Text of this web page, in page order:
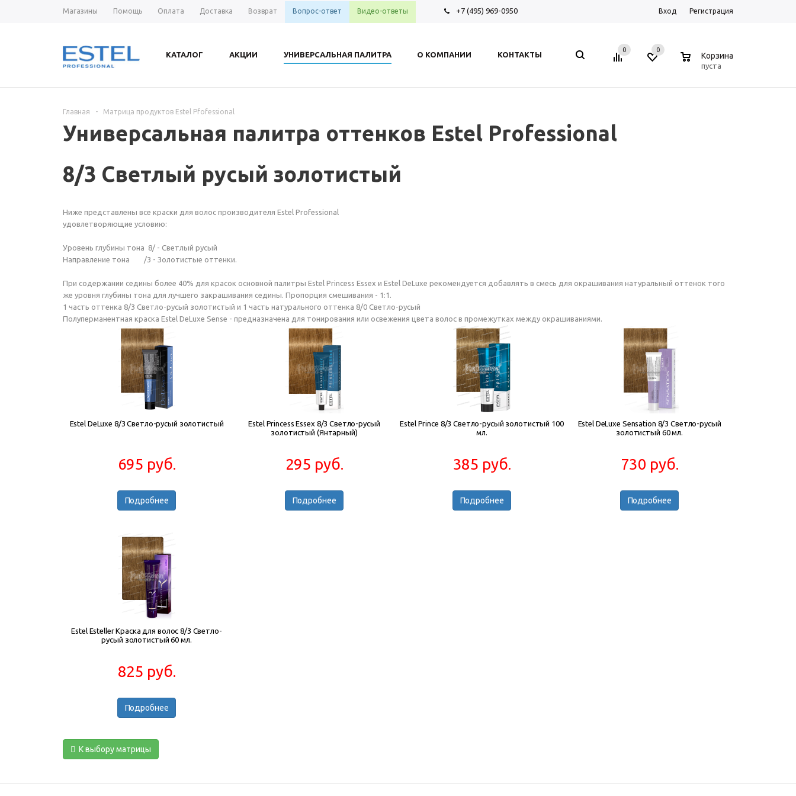
Магазины Помощь Оплата Доставка Возврат Вопрос-ответ Видео-ответы +7 (495) 969-0950 Вход Регистрация
КАТАЛОГ АКЦИИ УНИВЕРСАЛЬНАЯ ПАЛИТРА О КОМПАНИИ КОНТАКТЫ
0 0
Корзина
пуста
Главная - Матрица продуктов Estel Pfofessional
Универсальная палитра оттенков Estel Professional
8/3 Светлый русый золотистый
Ниже представлены все краски для волос производителя Estel Professional
удовлетворяющие условию:
Уровень глубины тона 8/ - Светлый русый
Направление тона /3 - Золотистые оттенки.
При содержании седины более 40% для красок основной палитры Estel Princess Essex и Estel DeLuxe рекомендуется добавлять в смесь для окрашивания натуральный оттенок того
же уровня глубины тона для лучшего закрашивания седины. Пропорция смешивания - 1:1.
1 часть оттенка 8/3 Светло-русый золотистый и 1 часть натурального оттенка 8/0 Светло-русый
Полуперманентная краска Estel DeLuxe Sense - предназначена для тонирования или освежения цвета волос в промежутках между окрашиваниями.
Estel DeLuxe 8/3 Светло-русый золотистый
695 руб.
Подробнее
Estel Princess Essex 8/3 Светло-русый
золотистый (Янтарный)
295 руб.
Подробнее
Estel Prince 8/3 Светло-русый золотистый 100
мл.
385 руб.
Подробнее
Estel DeLuxe Sensation 8/3 Светло-русый
золотистый 60 мл.
730 руб.
Подробнее
Estel Esteller Краска для волос 8/3 Светло-
русый золотистый 60 мл.
825 руб.
Подробнее
К выбору матрицы